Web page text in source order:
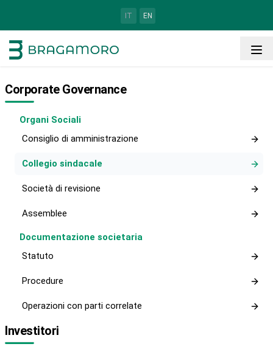
IT EN
Corporate Governance
Organi Sociali
Consiglio di amministrazione
Collegio sindacale
Società di revisione
Assemblee
Documentazione societaria
Statuto
Procedure
Operazioni con parti correlate
Investitori